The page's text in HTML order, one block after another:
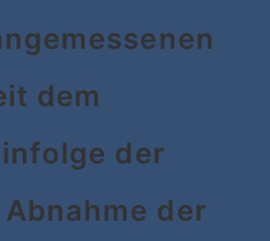
dem
der
der